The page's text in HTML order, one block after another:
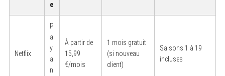
e
Netflix
P
a
y
a
n
À partir de
15,99
€/mois
1 mois gratuit
(si nouveau
client)
Saisons 1 à 19
incluses